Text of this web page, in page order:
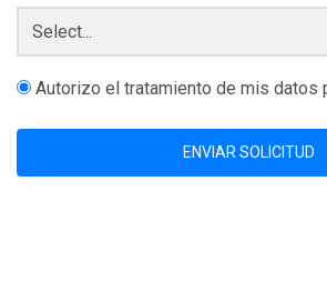
Autorizo el tratamiento de mis datos
ENVIAR SOLICITUD